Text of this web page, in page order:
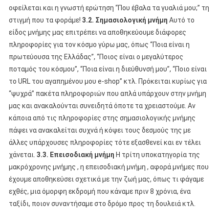
οφείλεται και η γνωστή ερώτηση “Που έβαλα τα γυαλιά μου;” τη
στιγμή που τα φοράμε! 3.2. Σημασιολογική μνήμη Αυτό το
είδος μνήμης μας επιτρέπει να αποθηκεύουμε διάφορες
πληροφορίες για τον κόσμο γύρω μας, όπως “Ποια είναι η
πρωτεύουσα της Ελλάδας”, “Ποιος είναι ο μεγαλύτερος
ποταμός του κόσμου”, “Ποια είναι η διεύθυνσή μου”, “Ποιο είναι
το URL του αγαπημένου μου e-shop” κτλ. Πρόκειται κυρίως για
“ψυχρά” πακέτα πληροφοριών που απλά υπάρχουν στην μνήμη
μας και ανακαλούνται συνειδητά όποτε τα χρειαστούμε. Αν
κάποια από τις πληροφορίες στης σημασιολογικής μνήμης
πάψει να ανακαλείται συχνά ή κόψει τους δεσμούς της με
άλλες υπάρχουσες πληροφορίες τότε εξασθενεί και εν τέλει
χάνεται. 3.3. Επεισοδιακή μνήμη Η τρίτη υποκατηγορία της
μακρόχρονης μνήμης , η επεισοδιακή μνήμη , αφορά μνήμες που
έχουμε αποθηκεύσει σχετικά με την ζωή μας, όπως τι φάγαμε
εχθές, μια όμορφη εκδρομή που κάναμε πριν 8 χρόνια, ένα
ταξίδι, ποιον συναντήσαμε στο δρόμο προς τη δουλειά κτλ.